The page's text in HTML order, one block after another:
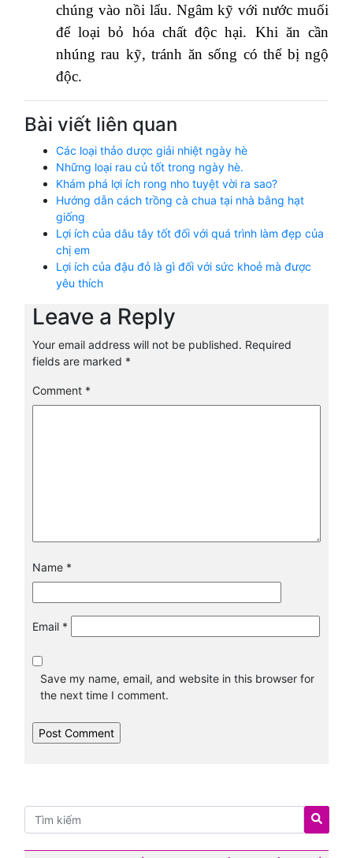
chúng vào nồi lẩu. Ngâm kỹ với nước muối
để loại bỏ hóa chất độc hại. Khi ăn cần
nhúng rau kỹ, tránh ăn sống có thể bị ngộ
độc.
Bài viết liên quan
Các loại thảo dược giải nhiệt ngày hè
Những loại rau củ tốt trong ngày hè.
Khám phá lợi ích rong nho tuyệt vời ra sao?
Hướng dẫn cách trồng cà chua tại nhà bằng hạt
giống
Lợi ích của dâu tây tốt đối với quá trình làm đẹp của
chị em
Lợi ích của đậu đỏ là gì đối với sức khoẻ mà được
yêu thích
Leave a Reply
Your email address will not be published. Required
fields are marked *
Comment *
Name *
Email *
Save my name, email, and website in this browser for
the next time I comment.